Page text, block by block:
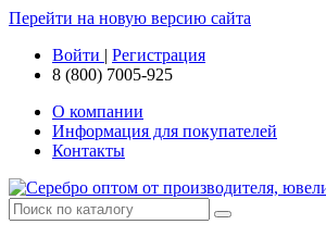
Перейти на новую версию сайта
Войти | Регистрация
8 (800) 7005-925
О компании
Информация для покупателей
Контакты